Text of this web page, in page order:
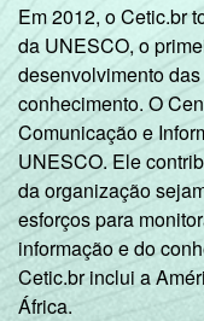
Em 2012, o Cetic.br
da UNESCO, o
desenvolvimento
conhecimento. O
Comunicação e
UNESCO. Ele
da organização
esforços para
informação e do
Cetic.br inclui a
África.